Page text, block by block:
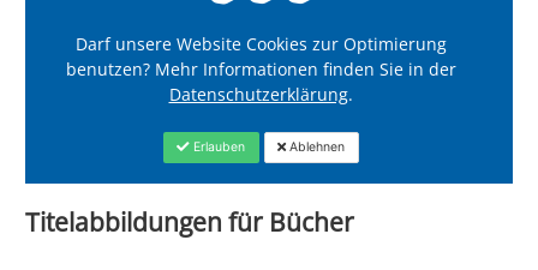
Darf unsere Website Cookies zur Optimierung
benutzen? Mehr Informationen finden Sie in der
Datenschutzerklärung.
Erlauben Ablehnen
Titelabbildungen für Bücher